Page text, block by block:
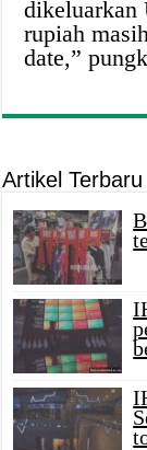
dikeluarkan
rupiah
date,”
Artikel Terbaru